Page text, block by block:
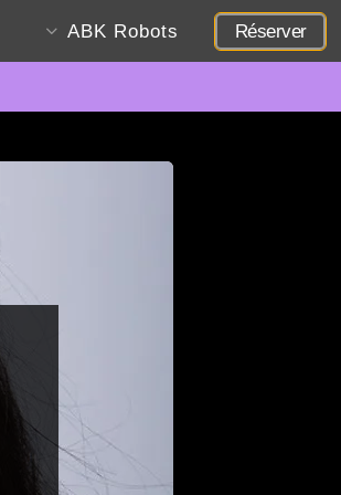
ABK Robots Réserver